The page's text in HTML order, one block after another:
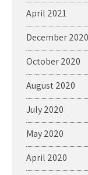
April 2021
December 2020
October 2020
August 2020
July 2020
May 2020
April 2020